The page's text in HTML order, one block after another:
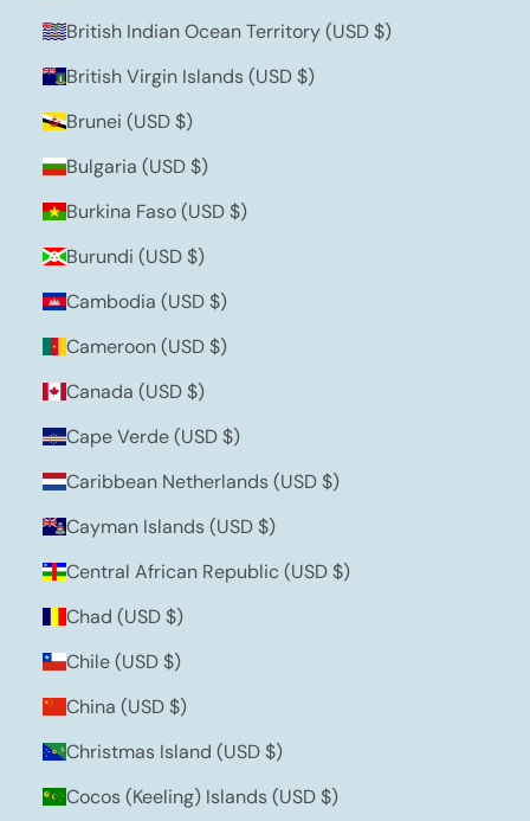
British Indian Ocean Territory (USD $)
British Virgin Islands (USD $)
Brunei (USD $)
Bulgaria (USD $)
Burkina Faso (USD $)
Burundi (USD $)
Cambodia (USD $)
Cameroon (USD $)
Canada (USD $)
Cape Verde (USD $)
Caribbean Netherlands (USD $)
Cayman Islands (USD $)
Central African Republic (USD $)
Chad (USD $)
Chile (USD $)
China (USD $)
Christmas Island (USD $)
Cocos (Keeling) Islands (USD $)